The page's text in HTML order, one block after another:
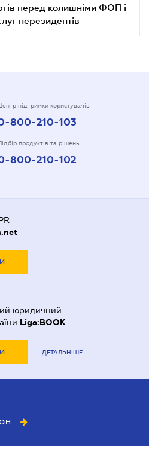
перед колишніми ФОП і
нерезидентів
підтримки користувачів
800-210-103
продуктів та рішень
800-210-102
юридичний
Liga:BOOK
ДЕТАЛЬНІШЕ